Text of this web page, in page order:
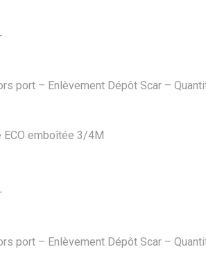
port – Enlèvement Dépôt Scar –
ECO emboîtée 3/4M
port – Enlèvement Dépôt Scar –